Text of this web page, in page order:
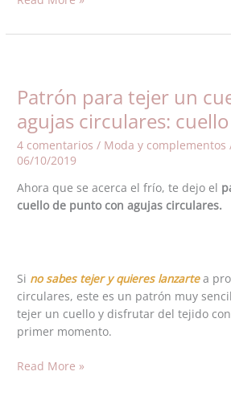
Patrón para tejer un
agujas circulares:
4 comentarios / Moda y complementos
06/10/2019
Ahora que se acerca el frío, te dejo el
cuello de punto con agujas circulares.
Si no sabes tejer y quieres lanzartea
circulares, este es un patrón muy
tejer un cuello y disfrutar del tejido
primer momento.
tejer
cuello
con
agujas
circulares:
cuello
Read More »